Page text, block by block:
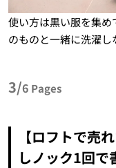
使い方は黒い服を集
のものと一緒に洗濯し
3/6 Pages
【ロフトで売
しノック1回で